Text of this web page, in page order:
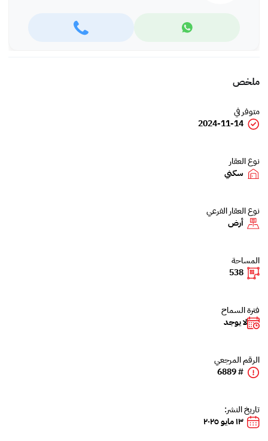
ملخص
متوفر في
2024-11-14
نوع العقار
سكني
نوع العقار الفرعي
أرض
المساحة
538
فترة السماح
لا يوجد
الرقم المرجعي
# 6889
تاريخ النشر:
١٣ مايو ٢٠٢٥